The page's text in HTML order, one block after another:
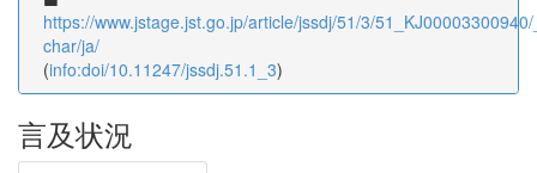
https://www.jstage.jst.go.jp/article/jssdj/51/3/
char/ja/
(info:doi/10.11247/jssdj.51.1_3)
言及状況